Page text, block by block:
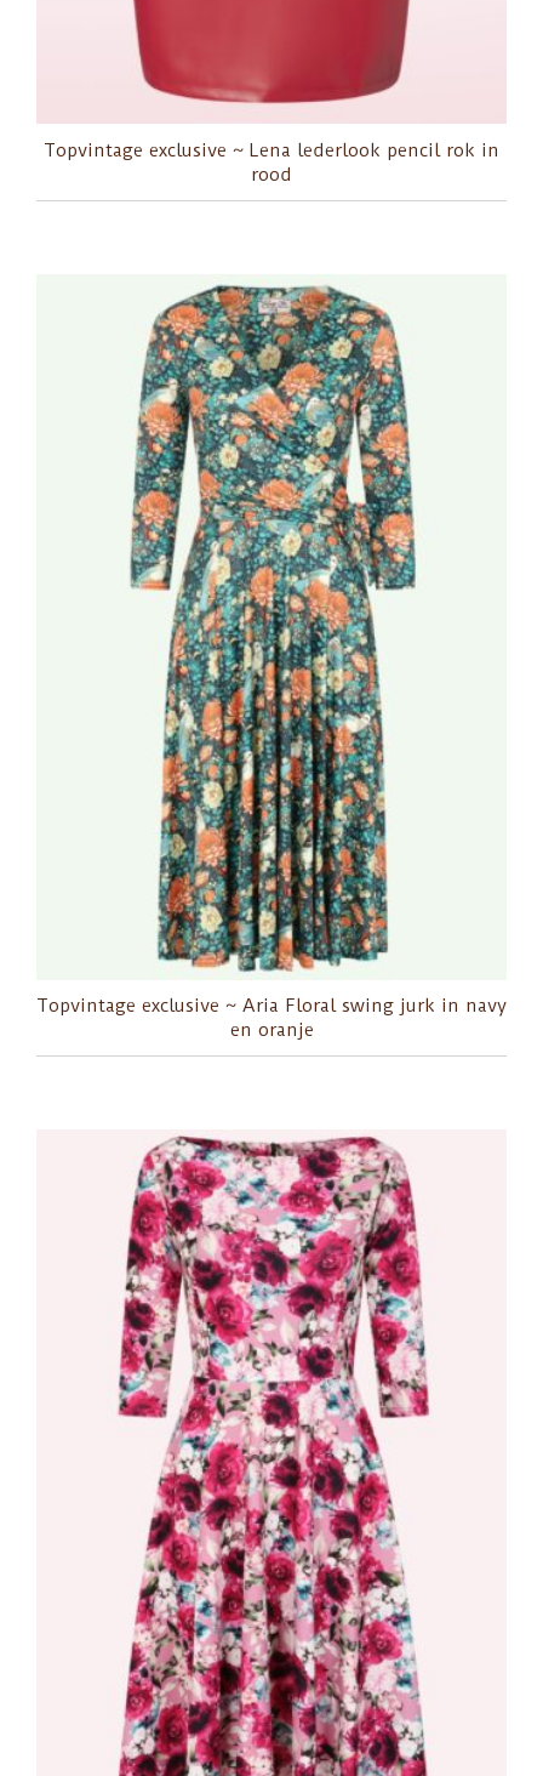
Topvintage exclusive ~ Lena lederlook pencil rok in
rood
Topvintage exclusive ~ Aria Floral swing jurk in navy
en oranje